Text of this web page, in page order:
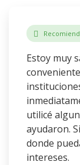
Estoy muy
utilicé
ayudaron.
donde
intereses.